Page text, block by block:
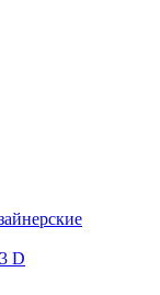
D